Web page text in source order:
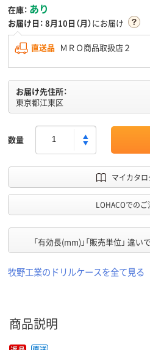
在庫： あり
お届け日： 8月10日（月）にお届け
直送品 ＭＲＯ商品取扱店２
お届け先住所：
東京都江東区
数量
マイカタ
LOHACOでのご
「有効長(mm)」「販売単位」 違い
牧野工業のドリルケースを全て見る
商品説明